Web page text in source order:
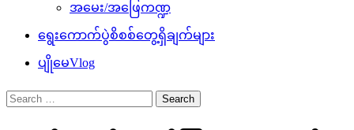
အမေး/အဖြေကဏ္ဍ
ရွေးကောက်ပွဲစိစစ်တွေ့ရှိချက်များ
ပျိုမေVlog
Search
for: